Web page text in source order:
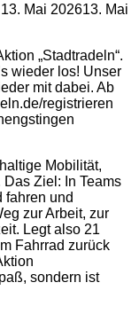
13. Mai 202613. Mai
„Stadtradeln“.
wieder los! Unser
mit dabei. Ab
registrieren
Mobilität,
Ziel: In Teams
fahren und
zur Arbeit, zur
Legt also 21
Fahrrad zurück
sondern ist